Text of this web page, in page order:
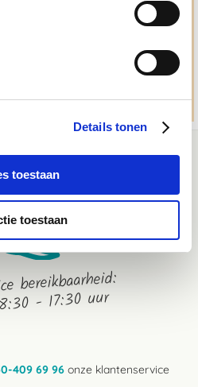
Details tonen
toestaan
toestaan
bereikbaarheid:
- 17:30 uur
409 69 96 onze klantenservice